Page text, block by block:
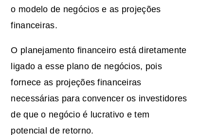
o modelo de negócios e as projeções
financeiras.
O planejamento financeiro está diretamente
ligado a esse plano de negócios, pois
fornece as projeções financeiras
necessárias para convencer os investidores
de que o negócio é lucrativo e tem
potencial de retorno.